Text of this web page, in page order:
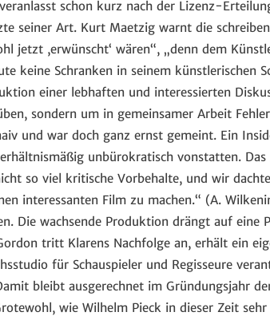
schon kurz nach der Lizenz-
seiner Art. Kurt Maetzig warnt die
jetzt ,erwünscht‘ wären“, „denn dem
keine Schranken in seinem künstlerischen
einer lebhaften und interessierten
sondern um in gemeinsamer Arbeit
und war doch ganz ernst gemeint. Ein
unbürokratisch vonstatten.
so viel kritische Vorbehalte, und wir
interessanten Film zu machen.“ (A.
Die wachsende Produktion drängt auf eine
tritt Klarens Nachfolge an, erhält ein
für Schauspieler und Regisseure
bleibt ausgerechnet im Gründungsjahr
wie Wilhelm Pieck in dieser Zeit